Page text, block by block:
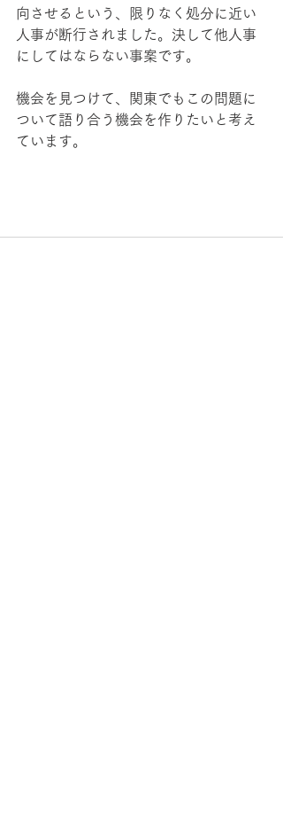
向させるという、限りなく処分に近い
人事が断行されました。決して他人事
にしてはならない事案です。
機会を見つけて、関東でもこの問題に
ついて語り合う機会を作りたいと考え
ています。